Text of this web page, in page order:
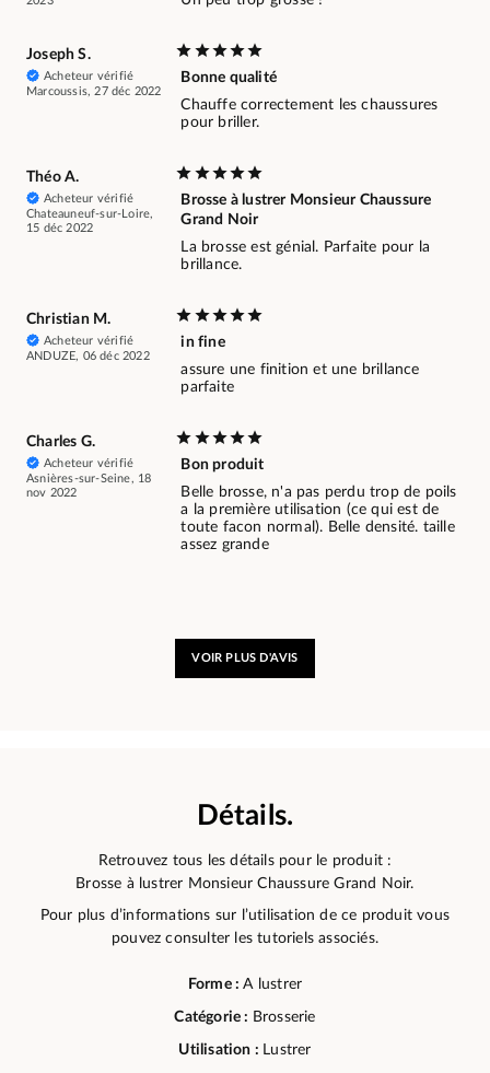
Joseph S.
Acheteur vérifié
Marcoussis, 27 déc 2022
Bonne qualité
Chauffe correctement les chaussures
pour briller.
Théo A.
Acheteur vérifié
Chateauneuf-sur-Loire,
15 déc 2022
Brosse à lustrer Monsieur Chaussure
Grand Noir
La brosse est génial. Parfaite pour la
brillance.
Christian M.
Acheteur vérifié
ANDUZE, 06 déc 2022
in fine
assure une finition et une brillance
parfaite
Charles G.
Acheteur vérifié
Asnières-sur-Seine, 18
nov 2022
Bon produit
Belle brosse, n'a pas perdu trop de poils
a la première utilisation (ce qui est de
toute facon normal). Belle densité. taille
assez grande
VOIR PLUS D'AVIS
Détails.
Retrouvez tous les détails pour le produit :
Brosse à lustrer Monsieur Chaussure Grand Noir.
Pour plus d’informations sur l’utilisation de ce produit vous
pouvez consulter les tutoriels associés.
Forme :A lustrer
Catégorie : Brosserie
Utilisation : Lustrer